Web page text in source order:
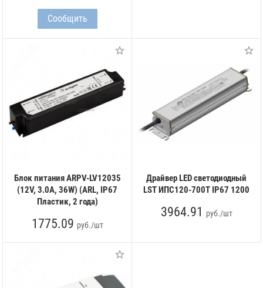
Блок питания ARPV-LV12035
(12V, 3.0A, 36W) (ARL, IP67
Пластик, 2 года)
1775.09 руб./шт
Драйвер LED светодиодный
LST ИПС120-700Т IP67 1200
3964.91 руб./шт